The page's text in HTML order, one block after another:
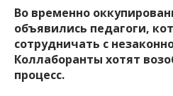
Во временно
объявились педагоги,
сотрудничать с
Коллаборанты хотят
процесс.